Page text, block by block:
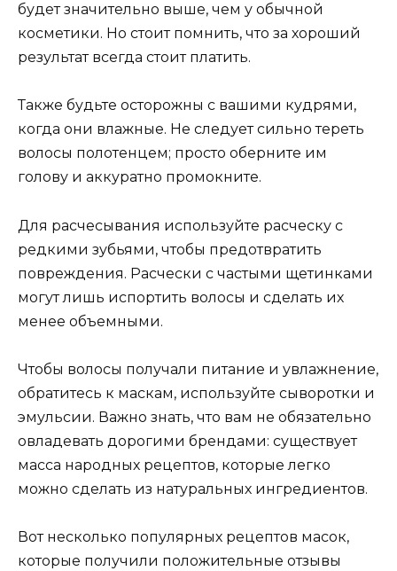
будет значительно выше, чем у обычной
косметики. Но стоит помнить, что за хороший
результат всегда стоит платить.
Также будьте осторожны с вашими кудрями,
когда они влажные. Не следует сильно тереть
волосы полотенцем; просто оберните им
голову и аккуратно промокните.
Для расчесывания используйте расческу с
редкими зубьями, чтобы предотвратить
повреждения. Расчески с частыми щетинками
могут лишь испортить волосы и сделать их
менее объемными.
Чтобы волосы получали питание и увлажнение,
обратитесь к маскам, используйте сыворотки и
эмульсии. Важно знать, что вам не обязательно
овладевать дорогими брендами: существует
масса народных рецептов, которые легко
можно сделать из натуральных ингредиентов.
Вот несколько популярных рецептов масок,
которые получили положительные отзывы